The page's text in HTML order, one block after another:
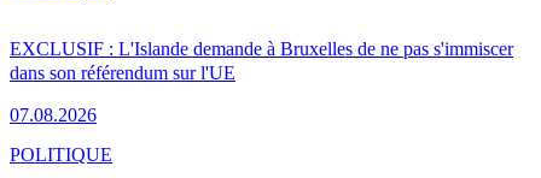
EXCLUSIF : L'Islande demande à Bruxelles de ne pas s'immiscer
dans son référendum sur l'UE
07.08.2026
POLITIQUE